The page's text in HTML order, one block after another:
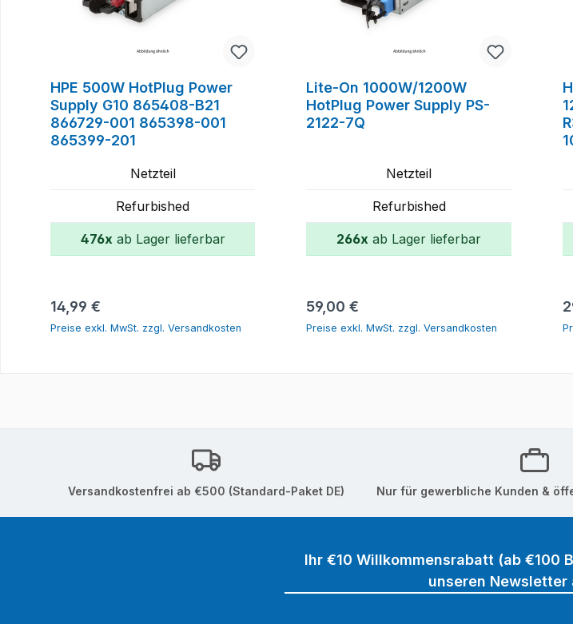
HPE 500W HotPlug Power
Supply G10 865408-B21
866729-001 865398-001
865399-201
Netzteil
Refurbished
476x ab Lager lieferbar
Regulärer Preis:
14,99 €
Preise exkl. MwSt. zzgl. Versandkosten
Lite-On 1000W/1200W
HotPlug Power Supply PS-
2122-7Q
Netzteil
Refurbished
266x ab Lager lieferbar
Regulärer Preis:
59,00 €
Preise exkl. MwSt. zzgl. Versandkosten
Versandkostenfrei ab €500 (Standard-Paket DE) Nur für gewerbliche Kunden &
Ihr €10 Willkommensrabatt (ab
unseren Newsletter